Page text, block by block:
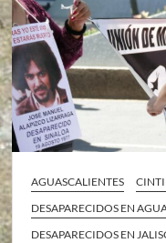
AGUASCALIENTES
DESAPARECIDOS EN
DESAPARECIDOS EN